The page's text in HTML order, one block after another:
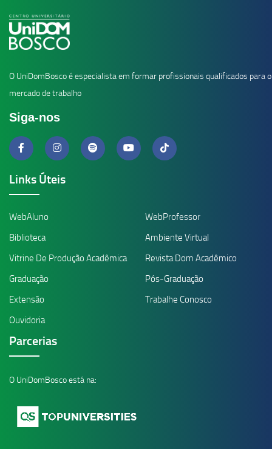
O UniDomBosco é especialista em formar profissionais qualificados para o
mercado de trabalho
Siga-nos
Links Úteis
WebAluno
WebProfessor
Biblioteca
Ambiente Virtual
Vitrine De Produção Acadêmica
Revista Dom Acadêmico
Graduação
Pós-Graduação
Extensão
Trabalhe Conosco
Ouvidoria
Parcerias
O UniDomBosco está na: